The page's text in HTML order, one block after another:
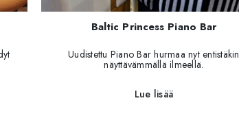
Baltic Princess Piano Bar
Uudistettu Piano Bar hurmaa nyt entistäkin
näyttävämmällä ilmeellä.
Lue lisää